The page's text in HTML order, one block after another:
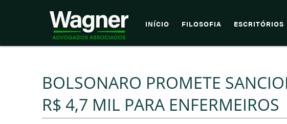
INÍCIO FILOSOFIA ESCRITÓRIOS
BOLSONARO PROMETE
R$ 4,7 MIL PARA ENFERMEIROS